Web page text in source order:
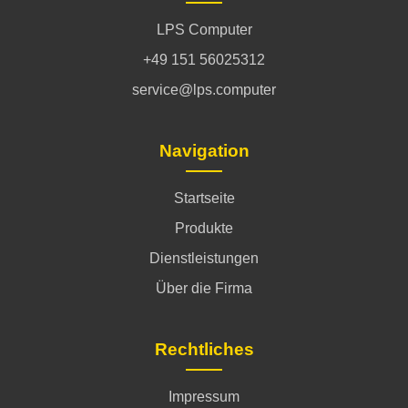
LPS Computer
+49 151 56025312
service@lps.computer
Navigation
Startseite
Produkte
Dienstleistungen
Über die Firma
Rechtliches
Impressum